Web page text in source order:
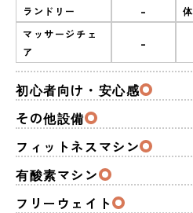
ランドリー -
マッサージチェ
ア
-
初心者向け・安心感
その他設備
フィットネスマシン
有酸素マシン
フリーウェイト